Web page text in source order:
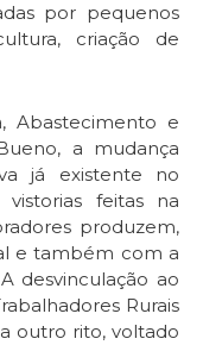
por pequenos
criação de
Abastecimento e
a mudança
já existente no
feitas na
produzem,
e também com a
desvinculação ao
Rurais
outro rito, voltado